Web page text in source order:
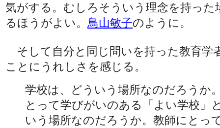
気がする。むしろそういう理念を持った
るほうがよい。 鳥山敏子のように。
そして自分と同じ問いを持った教育学
ことにうれしさを感じる。
学校は、どういう場所なのだろうか
とって学びがいのある「よい学校」
いう場所なのだろうか。教師にとっ